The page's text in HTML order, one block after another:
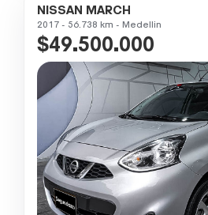
NISSAN MARCH
2017 - 56.738 km - Medellin
$49.500.000